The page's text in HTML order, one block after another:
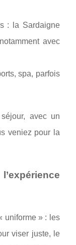
: la Sardaigne
avec
spa, parfois
avec un
veniez pour la
uniforme » : les
viser juste, le